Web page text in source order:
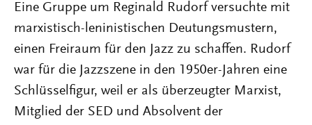
Eine Gruppe um Reginald Rudorf versuchte mit
marxistisch-leninistischen Deutungsmustern,
einen Freiraum für den Jazz zu schaffen. Rudorf
war für die Jazzszene in den 1950er-Jahren eine
Schlüsselfigur, weil er als überzeugter Marxist,
Mitglied der SED und Absolvent der